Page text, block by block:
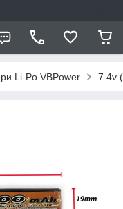
Li-Po VBPower 7.4v